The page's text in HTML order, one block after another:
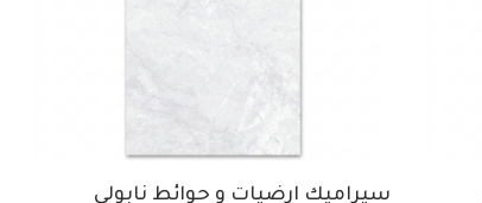
سيراميك ارضيات و حوائط نابولى